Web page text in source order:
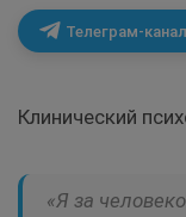
Клинический
«Я за